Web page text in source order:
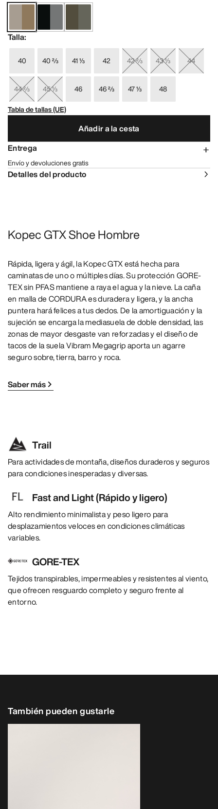
Talla:
40 40 ⅔ 41 ⅓ 42 42 ⅔ 43 ⅓ 44
44 ⅔ 45 ⅓ 46 46 ⅔ 47 ⅓
48
Tabla de tallas (UE)
Añadir a la cesta
Entrega
Envío y devoluciones gratis
Detalles del producto
Kopec GTX Shoe Hombre
Rápida, ligera y ágil, la Kopec GTX está hecha para
caminatas de uno o múltiples días. Su protección GORE-
TEX sin PFAS mantiene a raya el agua y la nieve. La caña
en malla de CORDURA es duradera y ligera, y la ancha
puntera hará felices a tus dedos. De la amortiguación y la
sujeción se encarga la mediasuela de doble densidad, las
zonas de mayor desgaste van reforzadas y el diseño de
tacos de la suela Vibram Megagrip aporta un agarre
seguro sobre, tierra, barro y roca.
Saber más
Trail
Para actividades de montaña, diseños duraderos y seguros
para condiciones inesperadas y diversas.
Fast and Light (Rápido y ligero)
Alto rendimiento minimalista y peso ligero para
desplazamientos veloces en condiciones climáticas
variables.
GORE-TEX
Tejidos transpirables, impermeables y resistentes al viento,
que ofrecen resguardo completo y seguro frente al
entorno.
También pueden gustarle